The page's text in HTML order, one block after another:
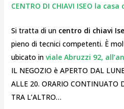
CENTRO DI CHIAVI ISEO la
Si tratta di un centro di chiavi
pieno di tecnici competenti. È
ubicato in viale Abruzzi 92,
IL NEGOZIO è APERTO DAL
ALLE 20. ORARIO CONTINUATO
TRA L’ALTRO…